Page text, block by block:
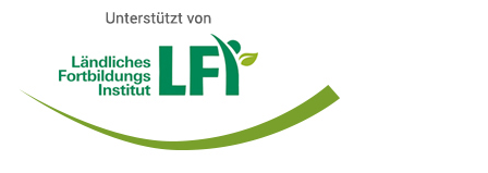
Skip to main content